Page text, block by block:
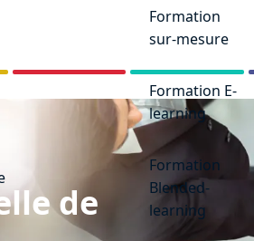
Formation
sur-mesure
Formation E-
learning
Formation
Blended-
learning
de